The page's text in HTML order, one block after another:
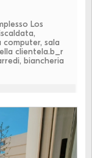
Los
sala
clientela.b_r
biancheria